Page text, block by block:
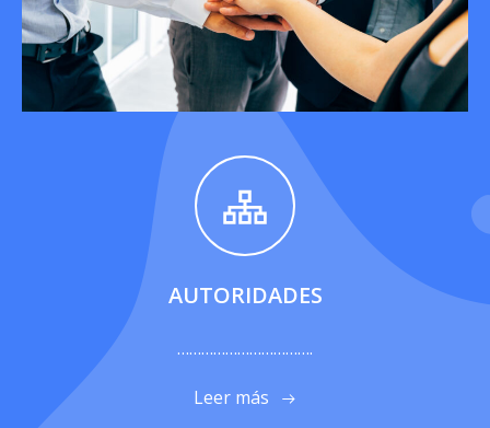
AUTORIDADES
…………………………….
Leer más